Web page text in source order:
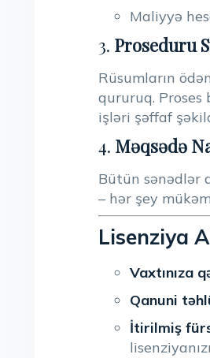
Maliyyə
3. Proseduru
Rüsumların
qururuq. Proses
işləri şəffaf
4. Məqsədə
Bütün sənədlər
– hər şey
Lisenziya
Vaxtınıza
Qanuni
İtirilmiş